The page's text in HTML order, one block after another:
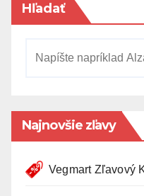
Hľadať
Najnovšie zľavy
Vegmart Zľavový